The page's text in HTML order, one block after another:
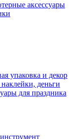
аксессуары
упаковка и декор
деньги
для праздника